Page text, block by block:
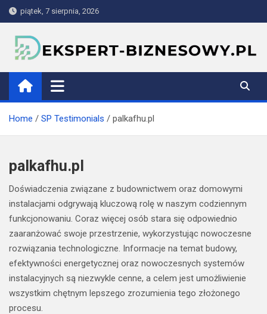
Skip
to
content
piątek, 7 sierpnia, 2026
ekspert-biznesowy.pl
Home SP Testimonials palkafhu.pl
palkafhu.pl
Doświadczenia związane z budownictwem oraz domowymi
instalacjami odgrywają kluczową rolę w naszym codziennym
funkcjonowaniu. Coraz więcej osób stara się odpowiednio
zaaranżować swoje przestrzenie, wykorzystując nowoczesne
rozwiązania technologiczne. Informacje na temat budowy,
efektywności energetycznej oraz nowoczesnych systemów
instalacyjnych są niezwykle cenne, a celem jest umożliwienie
wszystkim chętnym lepszego zrozumienia tego złożonego
procesu.